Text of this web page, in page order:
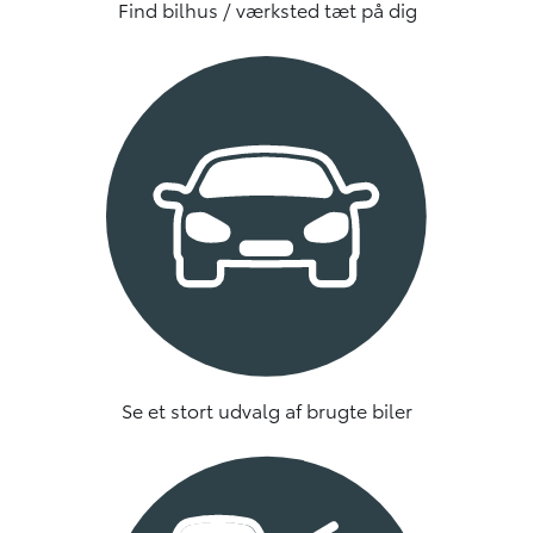
Find bilhus / værksted tæt på dig
Se et stort udvalg af brugte biler